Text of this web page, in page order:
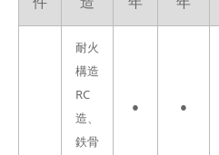
耐火
構造
RC
造、
鉄骨
● ●